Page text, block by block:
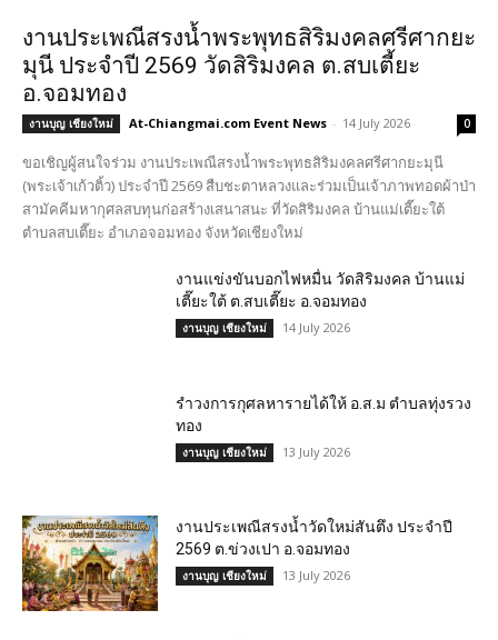
งานประเพณีสรงน้ำพระพุทธสิริมงคลศรีศากยะ
มุนี ประจำปี 2569 วัดสิริมงคล ต.สบเตี้ยะ
อ.จอมทอง
งานบุญ เชียงใหม่ At-Chiangmai.com Event News - 14 July 2026 0
ขอเชิญผู้สนใจร่วม งานประเพณีสรงน้ำพระพุทธสิริมงคลศรีศากยะมุนี
(พระเจ้าเก้วติ้ว) ประจำปี 2569 สืบชะตาหลวงและร่วมเป็นเจ้าภาพทอดผ้าป่า
สามัคคีมหากุศลสบทุนก่อสร้างเสนาสนะ ที่วัดสิริมงคล บ้านแม่เตี๊ยะใต้
ตำบลสบเตี๊ยะ อำเภอจอมทอง จังหวัดเชียงใหม่
งานแข่งขันบอกไฟหมื่น วัดสิริมงคล บ้านแม่
เตี๊ยะใต้ ต.สบเตี๊ยะ อ.จอมทอง
งานบุญ เชียงใหม่ 14 July 2026
รำวงการกุศลหารายได้ให้ อ.ส.ม ตำบลทุ่งรวง
ทอง
งานบุญ เชียงใหม่ 13 July 2026
งานประเพณีสรงน้ำวัดใหม่สันตึง ประจำปี
2569 ต.ข่วงเปา อ.จอมทอง
งานบุญ เชียงใหม่ 13 July 2026